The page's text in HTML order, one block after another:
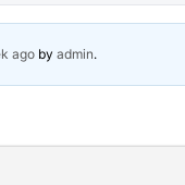
ago by admin.